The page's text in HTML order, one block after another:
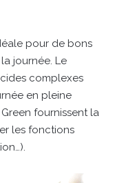
pour de bons
journée. Le
complexes
en pleine
fournissent la
les fonctions